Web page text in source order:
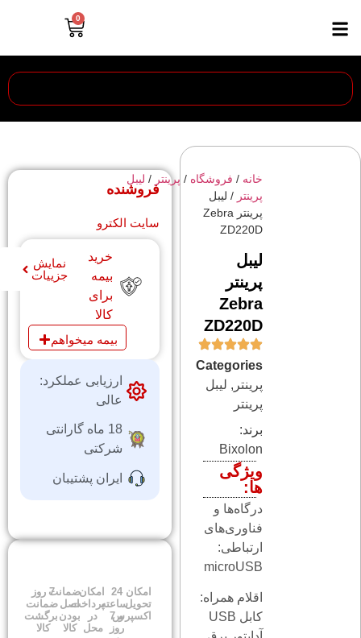
0
فروشنده
سایت الکترو
خرید
بیمه
برای
کالا
نمایش
جزییات
بیمه میخواهم
ارزیابی عملکرد:
عالی
18 ماه گارانتی
شرکتی
ایران پشتیبان
امکان
تحویل
اکسپرس
24
ساعته
و 7
روز
امکان
پرداخت
در
محل
ضمانت
اصل
بودن
کالا
7 روز
ضمانت
برگشت
کالا
خانه / فروشگاه / پرینتر / ليبل
پرينتر / لیبل
پرینتر Zebra
ZD220D
لیبل
پرینتر
Zebra
ZD220D
Categories
پرینتر , ليبل
پرينتر
برند:
Bixolon
ویژگی
ها:
درگاه‌ها و
فناوری‌های
ارتباطی:
microUSB
اقلام همراه:
کابل USB